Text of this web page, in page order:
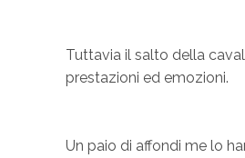
Tuttavia il salto della
prestazioni ed emozioni.
Un paio di affondi me lo